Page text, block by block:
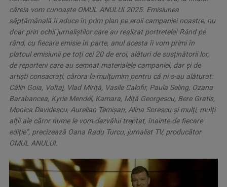
căreia vom cunoaște OMUL ANULUI 2025. Emisiunea
săptămânală îi aduce în prim plan pe eroii campaniei noastre, nu
doar prin ochii jurnaliștilor care au realizat portretele! Rând pe
rând, cu fiecare emisie în parte, anul acesta îi vom primi în
platoul emisiunii pe toți cei 20 de eroi, alături de susținătorii lor,
de reporterii care au semnat materialele campaniei, dar și de
artiști consacrați, cărora le mulțumim pentru că ni s-au alăturat:
Călin Goia, Voltaj, Vlad Miriță, Vasile Calofir, Paula Seling, Ozana
Barabancea, Kyrie Mendél, Kamara, Miță Georgescu, Bere Gratis,
Monica Davidescu, Aurelian Temișan, Alina Sorescu și mulți, mulți
alții ale căror nume le vom dezvălui treptat, înainte de fiecare
ediție”, precizează Oana Radu Turcu, jurnalist TV, producător
OMUL ANULUI.